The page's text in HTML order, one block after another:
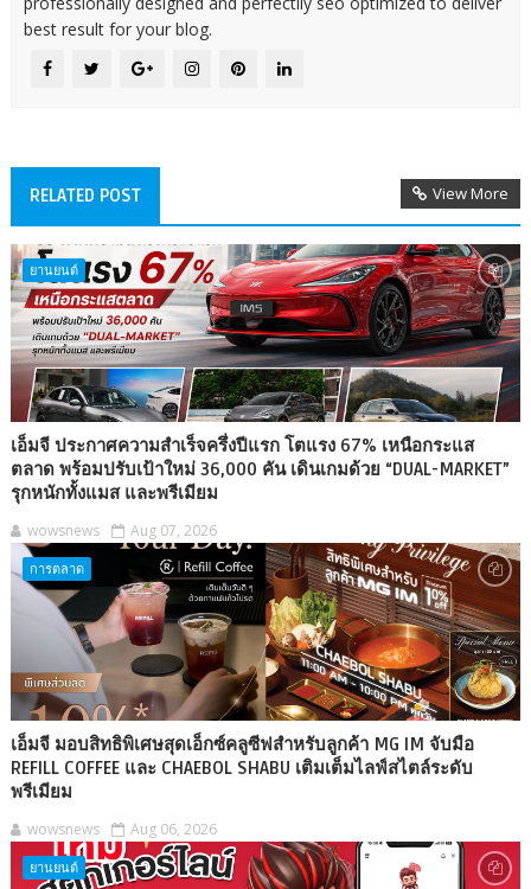
best result for your blog.
RELATED POST View More
ยานยนต์
เอ็มจี ประกาศความสำเร็จครึ่งปีแรก โตแรง 67% เหนือกระแส
ตลาด พร้อมปรับเป้าใหม่ 36,000 คัน เดินเกมด้วย “DUAL-MARKET”
รุกหนักทั้งแมส และพรีเมียม
wowsnews Aug 07, 2026
การตลาด
เอ็มจี มอบสิทธิพิเศษสุดเอ็กซ์คลูซีฟสำหรับลูกค้า MG IM จับมือ
REFILL COFFEE และ CHAEBOL SHABU เติมเต็มไลฟ์สไตล์ระดับ
พรีเมียม
wowsnews Aug 06, 2026
ยานยนต์